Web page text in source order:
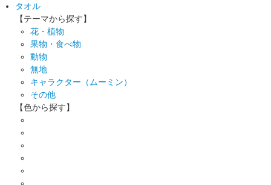
タオル
【テーマから探す】
花・植物
果物・食べ物
動物
無地
キャラクター（ムーミン）
その他
【色から探す】